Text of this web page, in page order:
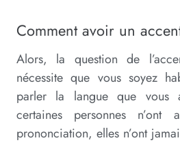
Comment avoir un
Alors, la question de
nécessite que vous soyez
parler la langue que vous
certaines personnes n’ont
prononciation, elles n’ont